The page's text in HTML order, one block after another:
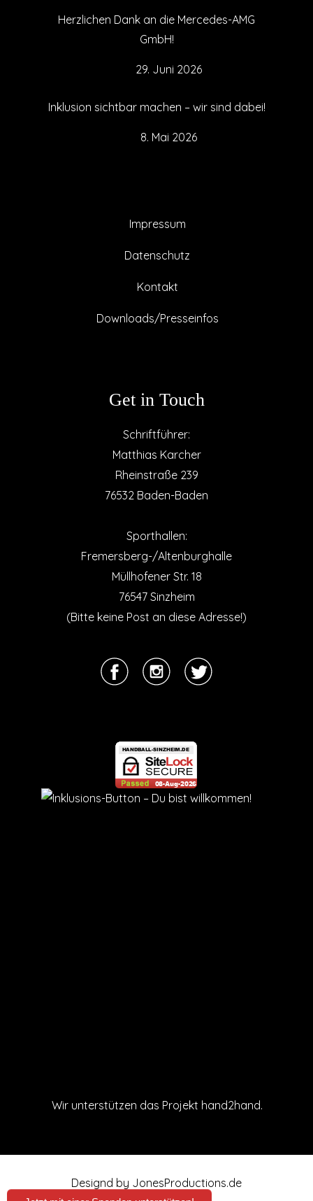
Herzlichen Dank an die Mercedes-AMG
GmbH!
29. Juni 2026
Inklusion sichtbar machen – wir sind dabei!
8. Mai 2026
Impressum
Datenschutz
Kontakt
Downloads/Presseinfos
Get in Touch
Schriftführer:
Matthias Karcher
Rheinstraße 239
76532 Baden-Baden
Sporthallen:
Fremersberg-/Altenburghalle
Müllhofener Str. 18
76547 Sinzheim
(Bitte keine Post an diese Adresse!)
Wir unterstützen das Projekt hand2hand.
Designd by JonesProductions.de